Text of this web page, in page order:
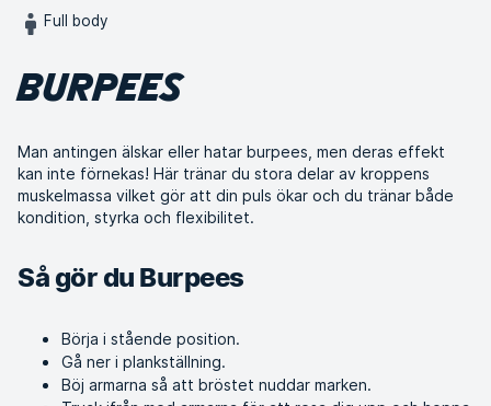
Full body
BURPEES
Man antingen älskar eller hatar burpees, men deras effekt
kan inte förnekas! Här tränar du stora delar av kroppens
muskelmassa vilket gör att din puls ökar och du tränar både
kondition, styrka och flexibilitet.
Så gör du Burpees
Börja i stående position.
Gå ner i plankställning.
Böj armarna så att bröstet nuddar marken.